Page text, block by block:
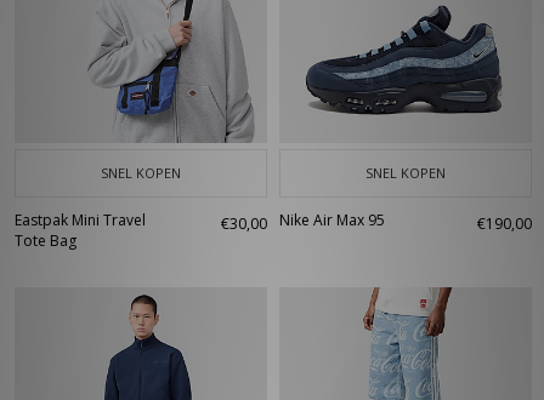
SNEL KOPEN
Eastpak Mini Travel
Tote Bag
€30,00
SNEL KOPEN
Nike Air Max 95 €190,00